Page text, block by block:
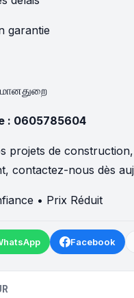
garantie
: 0605785604
projets de
contactez-nous dès
• Prix Réduit
Facebook